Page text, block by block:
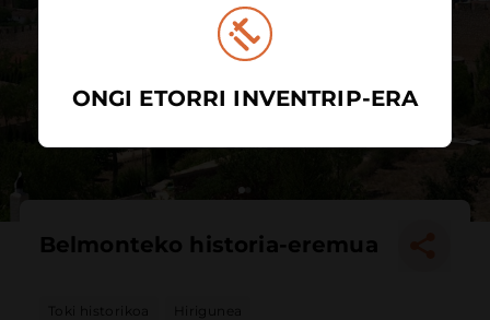
Belmonteko historia-eremua
Toki historikoa Hirigunea
ONGI ETORRI INVENTRIP-ERA